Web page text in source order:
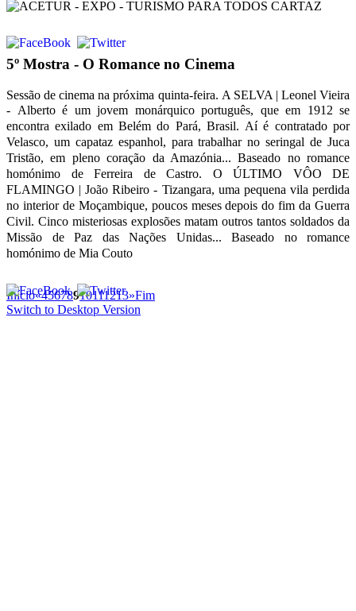
5º Mostra - O Romance no Cinema
Sessão de cinema na próxima quinta-feira. A SELVA | Leonel Vieira
- Alberto é um jovem monárquico português, que em 1912 se
encontra exilado em Belém do Pará, Brasil. Aí é contratado por
Velasco, um capataz espanhol, para trabalhar no seringal de Juca
Tristão,em pleno coração da Amazónia... Baseado no romance
homónimo de Ferreira de Castro. O ÚLTIMO VÔO DE
FLAMINGO | João Ribeiro - Tizangara, uma pequena vila perdida
no interior de Moçambique, poucos meses depois do fim da Guerra
Civil. Cinco misteriosas explosões matam outros tantos soldados da
Missão de Paz das Nações Unidas... Baseado no romance
homónimo de Mia Couto
Início«45678910111213»Fim
Switch to Desktop Version